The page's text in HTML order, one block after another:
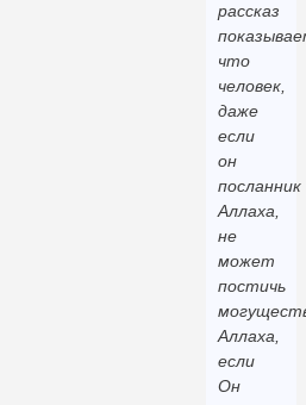
рассказ
что
человек,
даже
если
он
посланник
Аллаха,
не
может
постичь
Аллаха,
если
Он